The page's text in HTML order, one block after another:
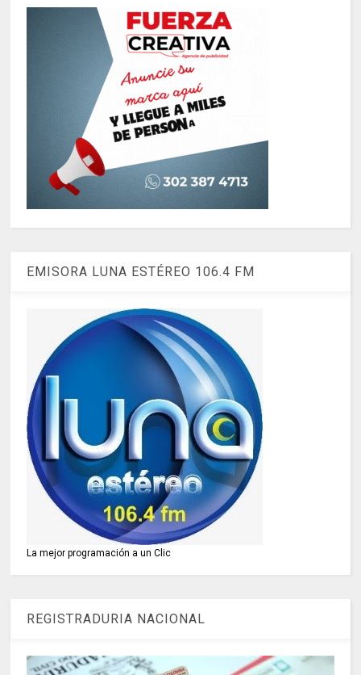
EMISORA LUNA ESTÉREO 106.4 FM
La mejor programación a un Clic
REGISTRADURIA NACIONAL